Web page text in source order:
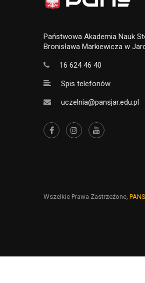
Państwowa Akademia Nauk
Bronisława Markiewicza w
16 624 46 40
Spis telefonów
uczelnia@pansjar.edu.pl
Wszelkie Prawa Zastrzeżone,